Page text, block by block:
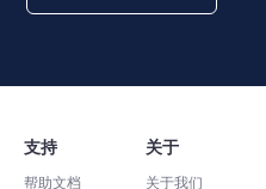
支持
帮助文档
关于
关于我们